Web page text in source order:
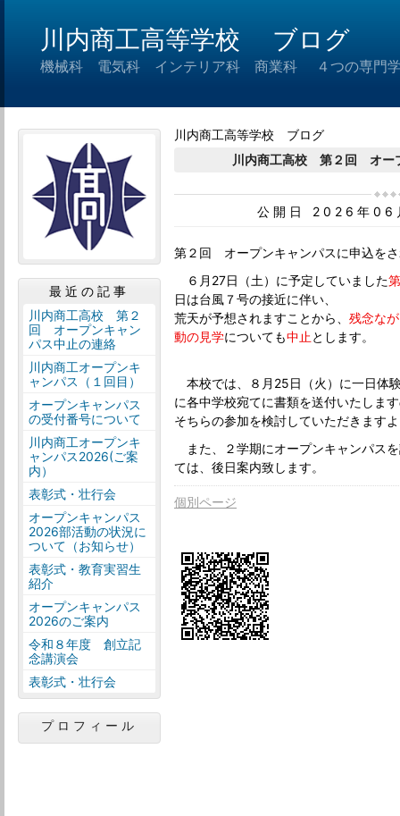
川内商工高等学校 ブログ
機械科 電気科 インテリア科 商業科 ４つの専門学
川内商工高等学校 ブログ
川内商工高校 第２回 オー
公開日 2026年06
第２回 オープンキャンパスに申込を
６月27日（土）に予定していました
日は台風７号の接近に伴い、
荒天が予想されますことから、 残念な
動の見学についても中止 とします。
本校では、８月25日（火）に一日体
に各中学校宛てに書類を送付いたしま
そちらの参加を検討していただきます
また、２学期にオープンキャンパス
ては、後日案内致します。
個別ページ
最近の記事
川内商工高校 第２
回 オープンキャン
パス中止の連絡
川内商工オープンキ
ャンパス（１回目）
オープンキャンパス
の受付番号について
川内商工オープンキ
ャンパス2026(ご案
内）
表彰式・壮行会
オープンキャンパス
2026部活動の状況に
ついて（お知らせ）
表彰式・教育実習生
紹介
オープンキャンパス
2026のご案内
令和８年度 創立記
念講演会
表彰式・壮行会
プロフィール